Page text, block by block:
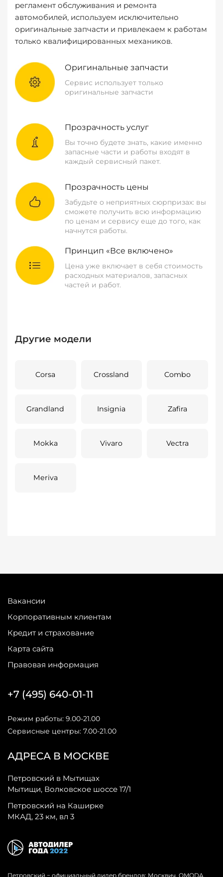
регламент обслуживания и ремонта
автомобилей, используем исключительно
оригинальные запчасти и привлекаем к работам
только квалифицированных механиков.
Оригинальные запчасти
Сервис использует только
оригинальные запчасти
Прозрачность услуг
Вы точно будете знать, какие именно
запасные части и работы входят в
каждый сервисный пакет.
Прозрачность цены
Забудьте о неприятных сюрпризах: вы
сможете получить всю информацию
по ценам и сервису еще до того, как
начнутся работы.
Принцип «Все включено»
Цена уже включает в себя стоимость
расходных материалов, запасных
частей и работ.
Другие модели
Corsa Crossland Combo
Grandland Insignia Zafira
Mokka Vivaro Vectra
Meriva
Вакансии
Корпоративным клиентам
Кредит и страхование
Карта сайта
Правовая информация
АДРЕСА В МОСКВЕ
Петровский в Мытищах
Мытищи, Волковское шоссе 17/1
Петровский на Каширке
МКАД, 23 км, вл 3
+7 (495) 640-01-11
Режим работы: 9.00-21.00
Сервисные центры: 7.00-21.00
Петровский − официальный дилер брендов: Москвич, OMODA,